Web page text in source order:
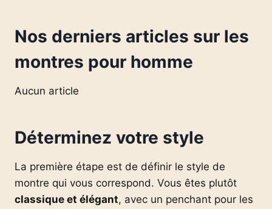
Nos derniers articles sur les
montres pour homme
Aucun article
Déterminez votre style
La première étape est de définir le style de
montre qui vous correspond. Vous êtes plutôt
classique et élégant, avec un penchant pour les